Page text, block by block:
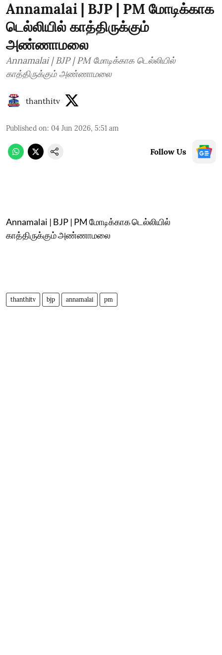
Annamalai | BJP | PM மோடிக்காக
டெல்லியில் காத்திருக்கும்
அண்ணாமலை
Annamalai | BJP | PM மோடிக்காக டெல்லியில்
காத்திருக்கும் அண்ணாமலை
thanthitv
Published on: 04 Jun 2026, 5:51 am
Follow Us
Annamalai | BJP | PM மோடிக்காக டெல்லியில்
காத்திருக்கும் அண்ணாமலை
thanthitv bjp annamalai pm